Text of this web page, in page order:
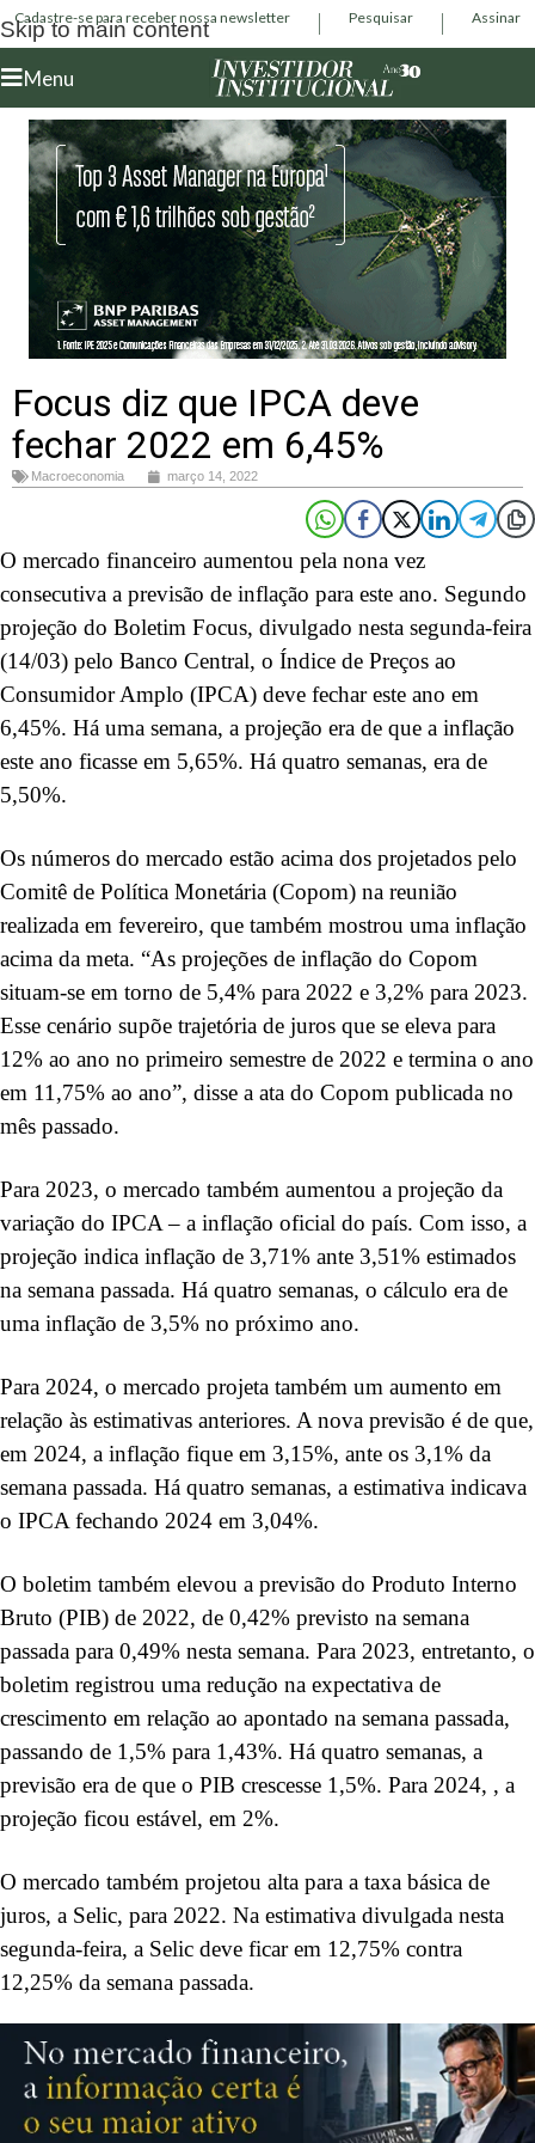
Skip to main content
Cadastre-se para receber nossa newsletter Pesquisar Assinar
Menu
Focus diz que IPCA deve
fechar 2022 em 6,45%
Macroeconomia março 14, 2022
O mercado financeiro aumentou pela nona vez
consecutiva a previsão de inflação para este ano. Segundo
projeção do Boletim Focus, divulgado nesta segunda-feira
(14/03) pelo Banco Central, o Índice de Preços ao
Consumidor Amplo (IPCA) deve fechar este ano em
6,45%. Há uma semana, a projeção era de que a inflação
este ano ficasse em 5,65%. Há quatro semanas, era de
5,50%.
Os números do mercado estão acima dos projetados pelo
Comitê de Política Monetária (Copom) na reunião
realizada em fevereiro, que também mostrou uma inflação
acima da meta. “As projeções de inflação do Copom
situam-se em torno de 5,4% para 2022 e 3,2% para 2023.
Esse cenário supõe trajetória de juros que se eleva para
12% ao ano no primeiro semestre de 2022 e termina o ano
em 11,75% ao ano”, disse a ata do Copom publicada no
mês passado.
Para 2023, o mercado também aumentou a projeção da
variação do IPCA – a inflação oficial do país. Com isso, a
projeção indica inflação de 3,71% ante 3,51% estimados
na semana passada. Há quatro semanas, o cálculo era de
uma inflação de 3,5% no próximo ano.
Para 2024, o mercado projeta também um aumento em
relação às estimativas anteriores. A nova previsão é de que,
em 2024, a inflação fique em 3,15%, ante os 3,1% da
semana passada. Há quatro semanas, a estimativa indicava
o IPCA fechando 2024 em 3,04%.
O boletim também elevou a previsão do Produto Interno
Bruto (PIB) de 2022, de 0,42% previsto na semana
passada para 0,49% nesta semana. Para 2023, entretanto, o
boletim registrou uma redução na expectativa de
crescimento em relação ao apontado na semana passada,
passando de 1,5% para 1,43%. Há quatro semanas, a
previsão era de que o PIB crescesse 1,5%. Para 2024, , a
projeção ficou estável, em 2%.
O mercado também projetou alta para a taxa básica de
juros, a Selic, para 2022. Na estimativa divulgada nesta
segunda-feira, a Selic deve ficar em 12,75% contra
12,25% da semana passada.